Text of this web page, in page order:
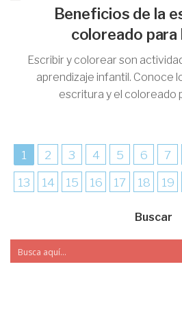
Beneficios de la
coloreado para
Escribir y colorear son
aprendizaje infantil. Conoce
escritura y el coloreado
1 2 3 4 5 6 7
13
14 15 16 17 18 19
Buscar